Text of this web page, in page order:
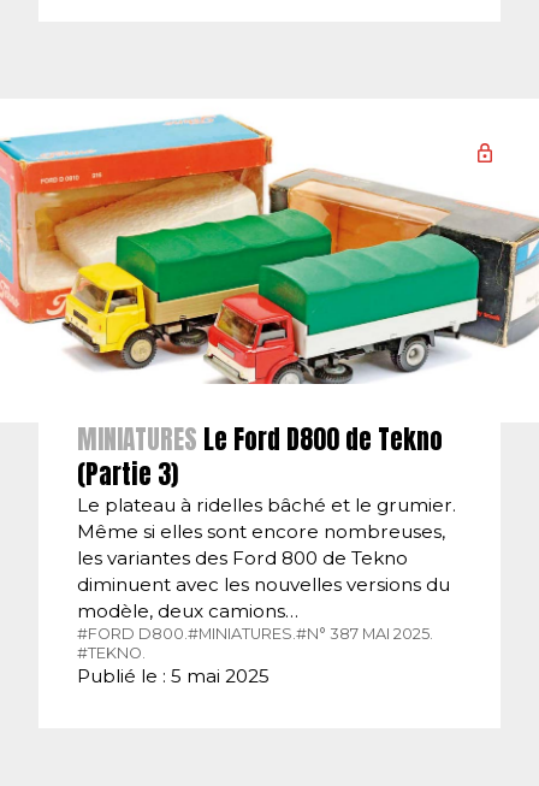
MINIATURES Le Ford D800 de Tekno
(Partie 3)
Le plateau à ridelles bâché et le grumier.
Même si elles sont encore nombreuses,
les variantes des Ford 800 de Tekno
diminuent avec les nouvelles versions du
modèle, deux camions…
#FORD D800.#MINIATURES.#N° 387 MAI 2025.
#TEKNO.
Publié le : 5 mai 2025